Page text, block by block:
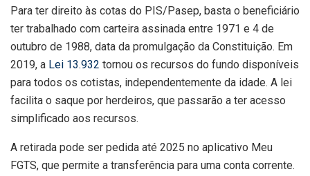
Para ter direito às cotas do PIS/Pasep, basta o beneficiário
ter trabalhado com carteira assinada entre 1971 e 4 de
outubro de 1988, data da promulgação da Constituição. Em
2019, a Lei 13.932 tornou os recursos do fundo disponíveis
para todos os cotistas, independentemente da idade. A lei
facilita o saque por herdeiros, que passarão a ter acesso
simplificado aos recursos.
A retirada pode ser pedida até 2025 no aplicativo Meu
FGTS, que permite a transferência para uma conta corrente.